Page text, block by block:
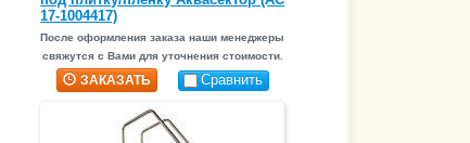
17-1004417)
После оформления заказа наши менеджеры
свяжутся с Вами для уточнения стоимости.
ЗАКАЗАТЬ Сравнить